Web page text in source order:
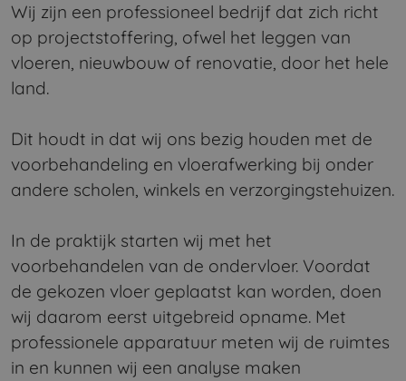
Wij zijn een professioneel bedrijf dat zich richt
op projectstoffering, ofwel het leggen van
vloeren, nieuwbouw of renovatie, door het hele
land.
Dit houdt in dat wij ons bezig houden met de
voorbehandeling en vloerafwerking bij onder
andere scholen, winkels en verzorgingstehuizen.
In de praktijk starten wij met het
voorbehandelen van de ondervloer. Voordat
de gekozen vloer geplaatst kan worden, doen
wij daarom eerst uitgebreid opname. Met
professionele apparatuur meten wij de ruimtes
in en kunnen wij een analyse maken